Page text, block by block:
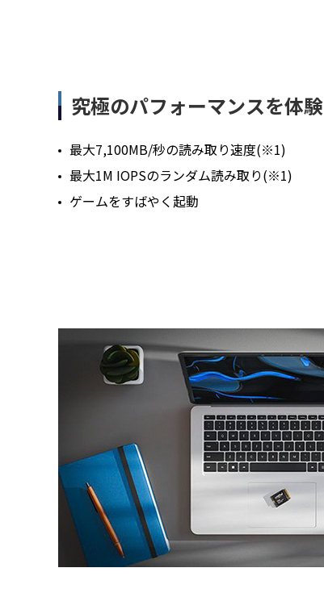
究極のパフォーマンスを体験
最大7,100MB/秒の読み取り速度(※1)
最大1M IOPSのランダム読み取り(※1)
ゲームをすばやく起動